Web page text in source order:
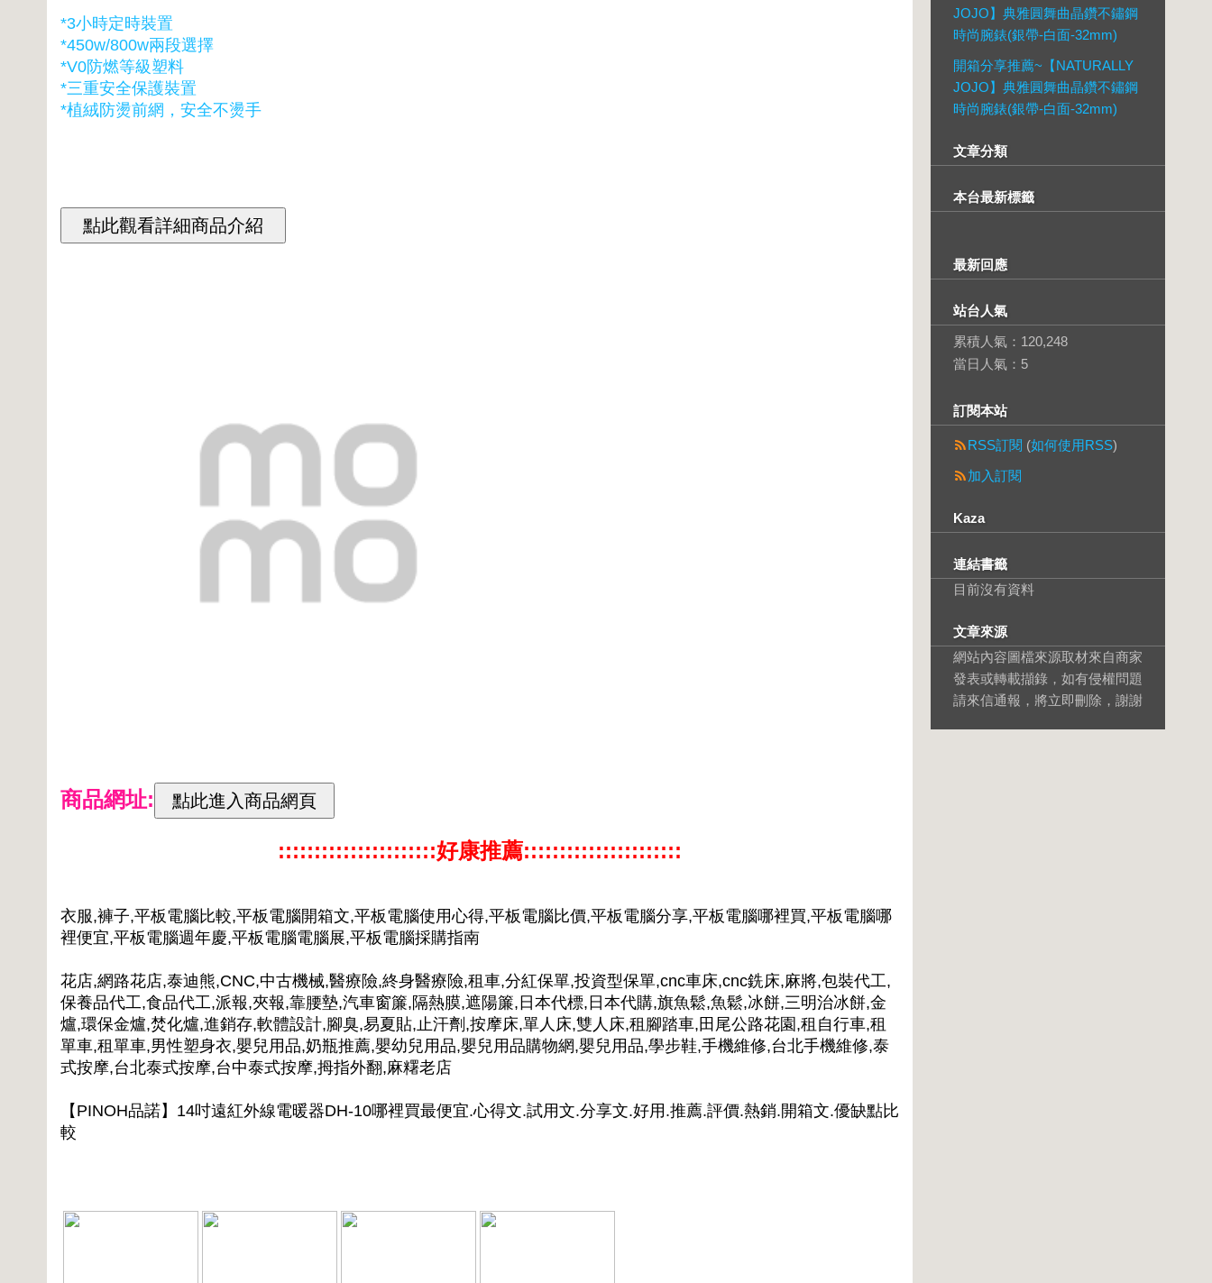
*3小時定時裝置
*450w/800w兩段選擇
*V0防燃等級塑料
*三重安全保護裝置
*植絨防燙前網，安全不燙手
商品網址:
::::::::::::::::::::::好康推薦::::::::::::::::::::::
衣服,褲子,平板電腦比較,平板電腦開箱文,平板電腦使用心得,平板電腦比價,平板電腦分享,平板電腦哪裡買,平板電腦哪
裡便宜,平板電腦週年慶,平板電腦電腦展,平板電腦採購指南
花店,網路花店,泰迪熊,CNC,中古機械,醫療險,終身醫療險,租車,分紅保單,投資型保單,cnc車床,cnc銑床,麻將,包裝代工,
保養品代工,食品代工,派報,夾報,靠腰墊,汽車窗簾,隔熱膜,遮陽簾,日本代標,日本代購,旗魚鬆,魚鬆,冰餅,三明治冰餅,金
爐,環保金爐,焚化爐,進銷存,軟體設計,腳臭,易夏貼,止汗劑,按摩床,單人床,雙人床,租腳踏車,田尾公路花園,租自行車,租
單車,租單車,男性塑身衣,嬰兒用品,奶瓶推薦,嬰幼兒用品,嬰兒用品購物網,嬰兒用品,學步鞋,手機維修,台北手機維修,泰
式按摩,台北泰式按摩,台中泰式按摩,拇指外翻,麻糬老店
【PINOH品諾】14吋遠紅外線電暖器DH-10哪裡買最便宜.心得文.試用文.分享文.好用.推薦.評價.熱銷.開箱文.優缺點比
較
JOJO】典雅圓舞曲晶鑽不鏽鋼
時尚腕錶(銀帶-白面-32mm)
開箱分享推薦~【NATURALLY
JOJO】典雅圓舞曲晶鑽不鏽鋼
時尚腕錶(銀帶-白面-32mm)
文章分類
本台最新標籤
最新回應
站台人氣
累積人氣： 120,248
當日人氣： 5
訂閱本站
RSS訂閱 (如何使用RSS)
加入訂閱
Kaza
連結書籤
目前沒有資料
文章來源
網站內容圖檔來源取材來自商家
發表或轉載擷錄，如有侵權問題
請來信通報，將立即刪除，謝謝